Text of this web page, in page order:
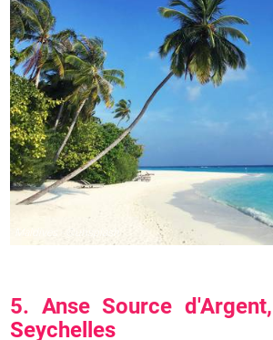
Maldives - ©unsplash
5. Anse Source d'Argent,
Seychelles